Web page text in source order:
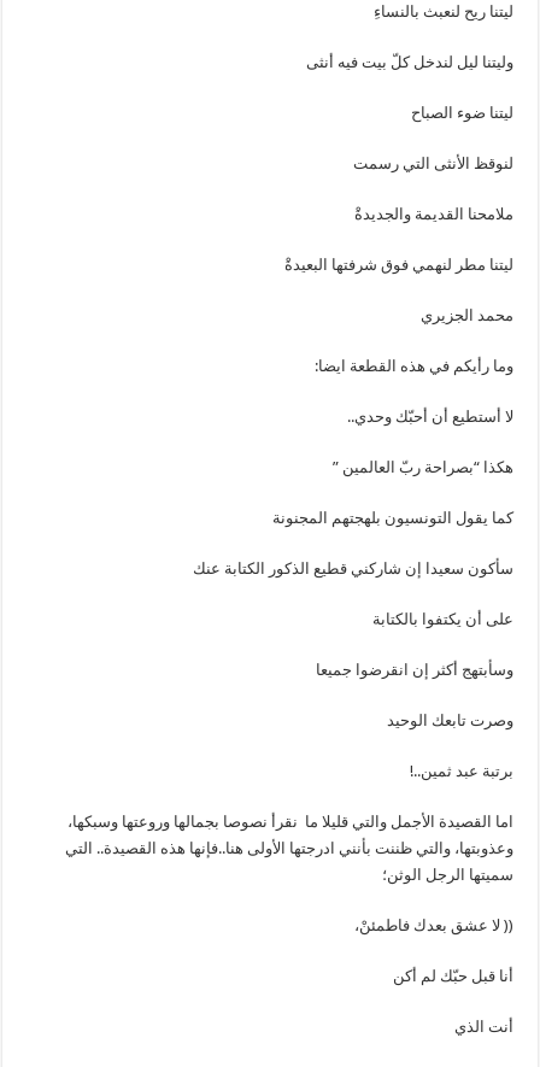
ليتنا ريح لنعبث بالنساءِ
وليتنا ليل لندخل كلّ بيت فيه أنثى
ليتنا ضوء الصباح
لنوقظ الأنثى التي رسمت
ملامحنا القديمة والجديدةْ
ليتنا مطر لنهمي فوق شرفتها البعيدةْ
محمد الجزيري
وما رأيكم في هذه القطعة ايضا:
لا أستطيع أن أحبّك وحدي..
هكذا “بصراحة ربّ العالمين ”
كما يقول التونسيون بلهجتهم المجنونة
سأكون سعيدا إن شاركني قطيع الذكور الكتابة عنك
على أن يكتفوا بالكتابة
وسأبتهج أكثر إن انقرضوا جميعا
وصرت تابعك الوحيد
برتبة عبد ثمين..!
اما القصيدة الأجمل والتي قليلا ما نقرأ نصوصا بجمالها وروعتها وسبكها،
وعذوبتها، والتي ظننت بأنني ادرجتها الأولى هنا..فإنها هذه القصيدة.. التي
سميتها الرجل الوثن؛
(( لا عشق بعدك فاطمئنْ،
أنا قبل حبّك لم أكن
أنت الذي